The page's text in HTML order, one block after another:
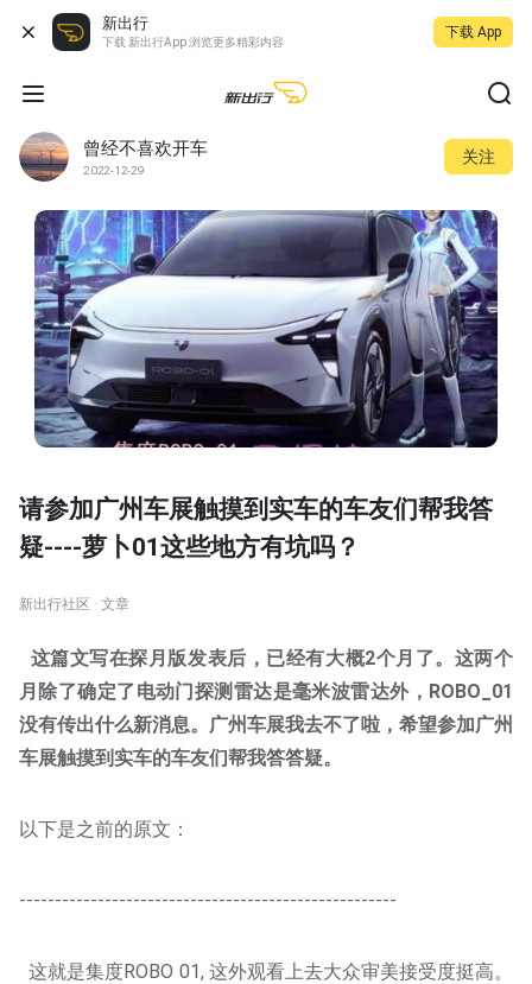
新出行
下载 新出行App 浏览更多精彩内容
下载 App
曾经不喜欢开车
2022-12-29
关注
请参加广州车展触摸到实车的车友们帮我答
疑----萝卜01这些地方有坑吗？
新出行社区 · 文章
这篇文写在探月版发表后，已经有大概2个月了。这两个
月除了确定了电动门探测雷达是毫米波雷达外，ROBO_01
没有传出什么新消息。广州车展我去不了啦，希望参加广州
车展触摸到实车的车友们帮我答答疑。
以下是之前的原文：
-----------------------------------------------------
这就是集度ROBO 01, 这外观看上去大众审美接受度挺高。